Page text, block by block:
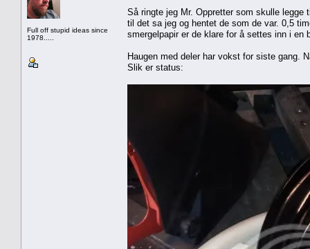
Full off stupid ideas since
1978.....
Så ringte jeg Mr. Oppretter som skulle legge
til det sa jeg og hentet de som de var. 0,5
smergelpapir er de klare for å settes inn i en
Haugen med deler har vokst for siste gang.
Slik er status: